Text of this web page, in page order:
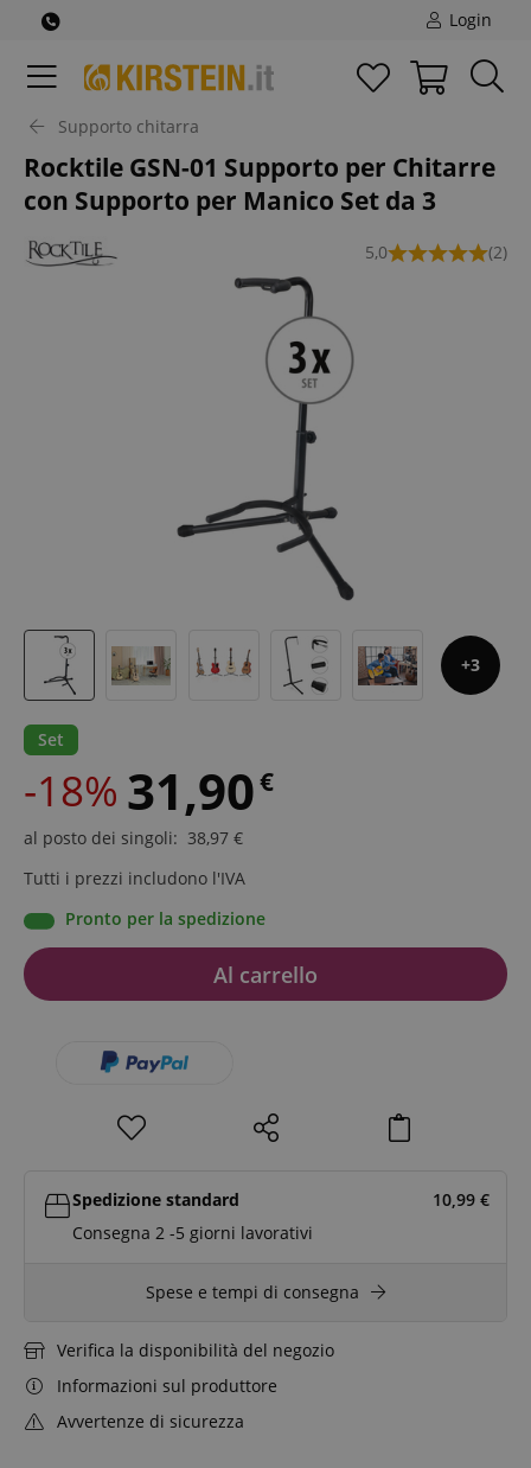
Login
Supporto chitarra
Rocktile GSN-01 Supporto per Chitarre
con Supporto per Manico Set da 3
5,0 (2)
3
Set
-18% 31,90€
al posto dei singoli: 38,97 €
Tutti i prezzi includono l'IVA
Pronto per la spedizione
Al carrello
Spedizione standard 10,99 €
Consegna 2 -5 giorni lavorativi
Spese e tempi di consegna
Verifica la disponibilità del negozio
Informazioni sul produttore
Avvertenze di sicurezza